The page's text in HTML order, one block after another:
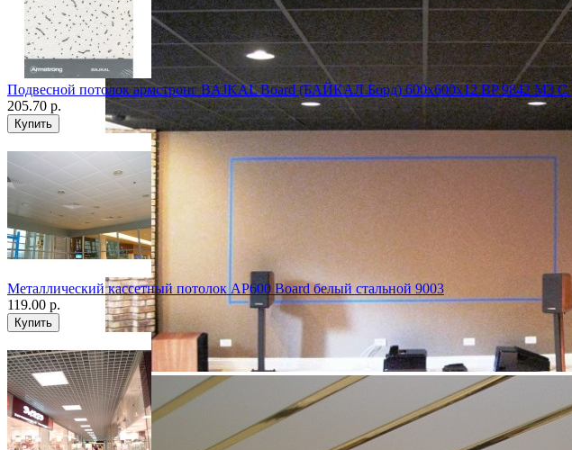
Подвесной потолок армстронг BAJKAL Board (БАЙКАЛ Борд) 600x600x12 BP 9842 M3 C
205.70 р.
Металлический кассетный потолок AP600 Board белый стальной 9003
119.00 р.